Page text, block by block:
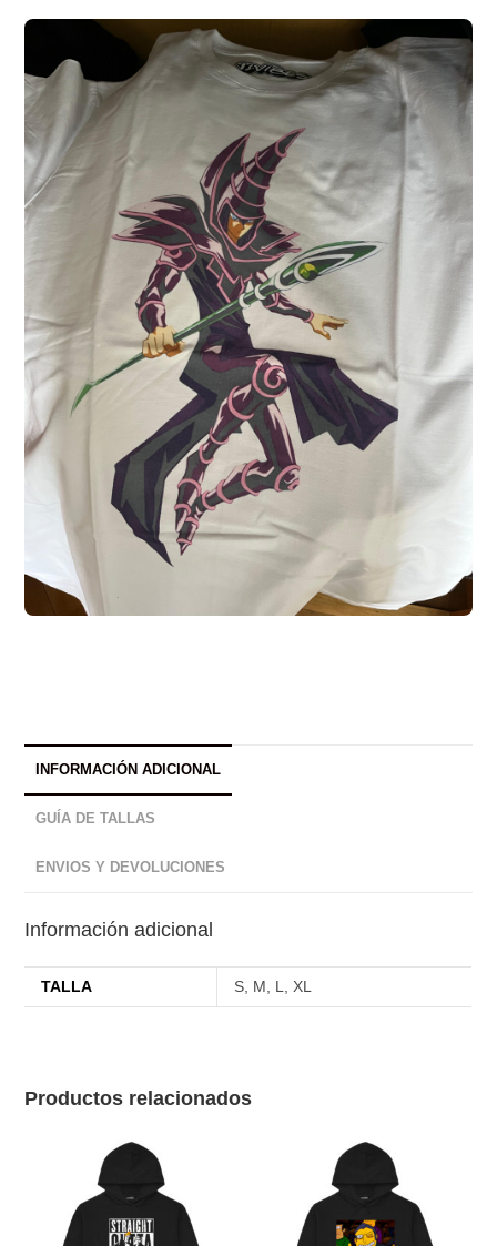
INFORMACIÓN ADICIONAL
GUÍA DE TALLAS
ENVIOS Y DEVOLUCIONES
Información adicional
TALLA S, M, L, XL
Productos relacionados